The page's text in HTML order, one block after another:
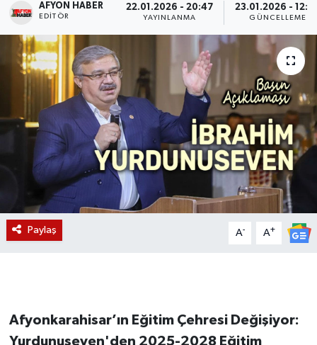
AFYON HABER
EDITÖR
22.01.2026 - 20:47
YAYINLANMA
23.01.2026 -
GÜNCELLEME
Paylaş A- A+
Afyonkarahisar’ın Eğitim Çehresi Değişiyor:
Yurdunuseven'den 2025-2028 Eğitim
Etkinlikler